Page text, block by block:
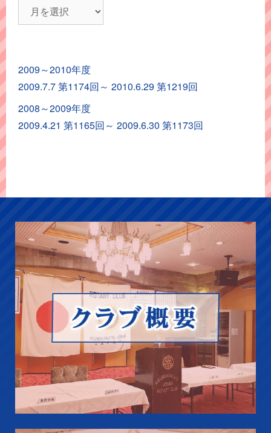
ポ
ア
ー
カ
イ
2009～2010年度
2009.7.7 第1174回～ 2010.6.29 第1219回
2008～2009年度
2009.4.21 第1165回～ 2009.6.30 第1173回